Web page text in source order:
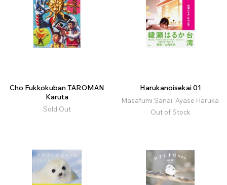
Cho Fukkokuban TAROMAN
Karuta
Sold Out
Harukanoisekai 01
Masafumi Sanai, Ayase Haruka
Out of Stock